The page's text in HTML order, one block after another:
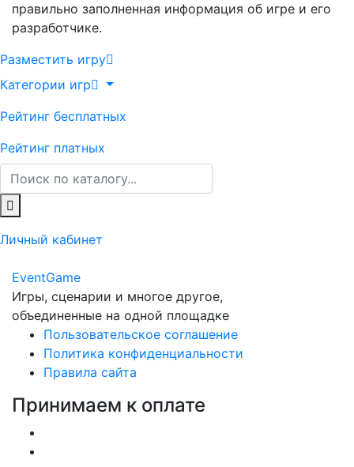
правильно заполненная информация об игре и его
разработчике.
Разместить игру
Категории игр
Рейтинг бесплатных
Рейтинг платных
Личный кабинет
EventGame
Игры, сценарии и многое другое,
объединенные на одной площадке
Пользовательское соглашение
Политика конфиденциальности
Правила сайта
Принимаем к оплате